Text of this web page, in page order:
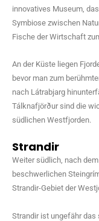
innovatives Museum,
Symbiose zwischen
Fische der Wirtschaft
An der Küste liegen
bevor man zum
nach Látrabjarg
Tálknafjörður sind die
südlichen Westfjorden.
Strandir
Weiter südlich, nach
beschwerlichen
Strandir-Gebiet der
Strandir ist ungefähr